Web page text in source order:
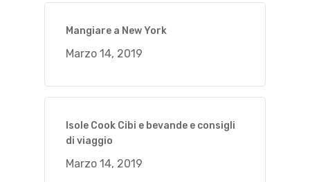
Mangiare a New York
Marzo 14, 2019
Isole Cook Cibi e bevande e consigli
di viaggio
Marzo 14, 2019